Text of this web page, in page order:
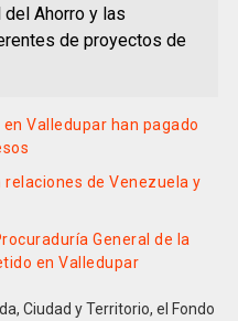
del Ahorro y las
de proyectos de
Valledupar han pagado
de Venezuela y
General de la
en Valledupar
Ciudad y Territorio, el Fondo